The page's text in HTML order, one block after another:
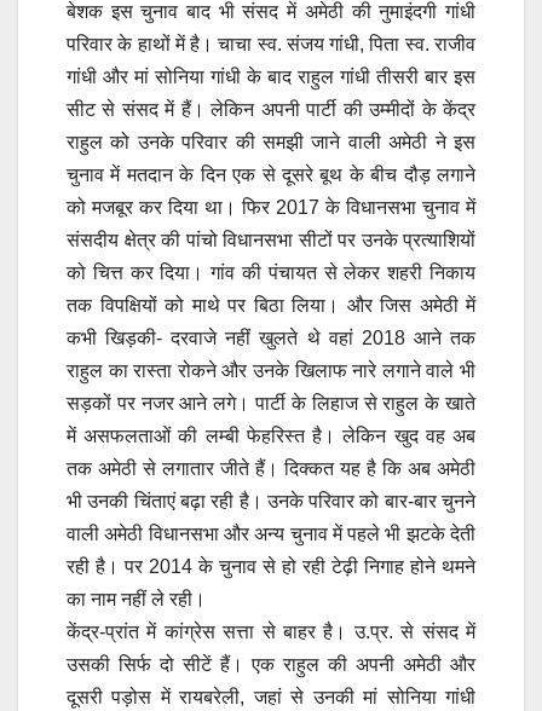
बेशक इस चुनाव बाद भी संसद में अमेठी की नुमाइंदगी गांधी
परिवार के हाथों में है। चाचा स्व. संजय गांधी, पिता स्व. राजीव
गांधी और मां सोनिया गांधी के बाद राहुल गांधी तीसरी बार इस
सीट से संसद में हैं। लेकिन अपनी पार्टी की उम्मीदों के केंद्र
राहुल को उनके परिवार की समझी जाने वाली अमेठी ने इस
चुनाव में मतदान के दिन एक से दूसरे बूथ के बीच दौड़ लगाने
को मजबूर कर दिया था। फिर 2017 के विधानसभा चुनाव में
संसदीय क्षेत्र की पांचो विधानसभा सीटों पर उनके प्रत्याशियों
को चित्त कर दिया। गांव की पंचायत से लेकर शहरी निकाय
तक विपक्षियों को माथे पर बिठा लिया। और जिस अमेठी में
कभी खिड़की- दरवाजे नहीं खुलते थे वहां 2018 आने तक
राहुल का रास्ता रोकने और उनके खिलाफ नारे लगाने वाले भी
सड़कों पर नजर आने लगे। पार्टी के लिहाज से राहुल के खाते
में असफलताओं की लम्बी फेहरिस्त है। लेकिन खुद वह अब
तक अमेठी से लगातार जीते हैं। दिक्कत यह है कि अब अमेठी
भी उनकी चिंताएं बढ़ा रही है। उनके परिवार को बार-बार चुनने
वाली अमेठी विधानसभा और अन्य चुनाव में पहले भी झटके देती
रही है। पर 2014 के चुनाव से हो रही टेढ़ी निगाह होने थमने
का नाम नहीं ले रही।
केंद्र-प्रांत में कांग्रेस सत्ता से बाहर है। उ.प्र. से संसद में
उसकी सिर्फ दो सीटें हैं। एक राहुल की अपनी अमेठी और
दूसरी पड़ोस में रायबरेली, जहां से उनकी मां सोनिया गांधी